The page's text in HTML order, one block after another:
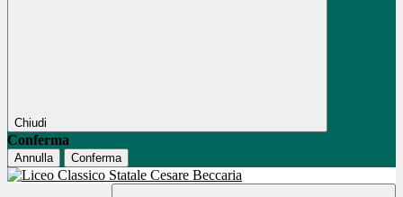
Chiudi
Conferma
Annulla Conferma